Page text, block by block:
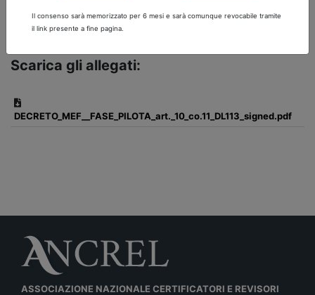
Scarica gli allegati:
DECRETO_MEF__FASE_PILOTA_art._10_co.11_DL113_signed.pdf
ASSOCIAZIONE NAZIONALE CERTIFICATORI E REVISORI
Il consenso sarà memorizzato per 6 mesi e sarà comunque revocabile tramite
il link presente a fine pagina.